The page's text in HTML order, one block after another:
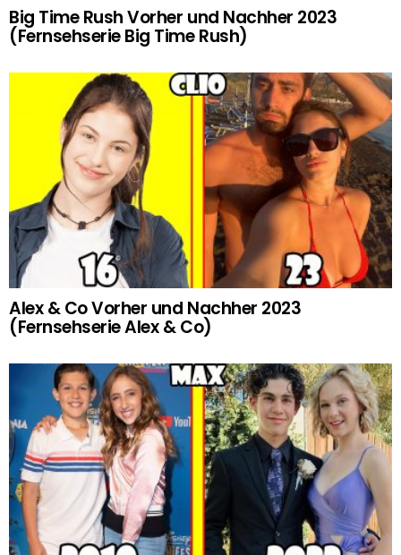
Big Time Rush Vorher und Nachher 2023
(Fernsehserie Big Time Rush)
Alex & Co Vorher und Nachher 2023
(Fernsehserie Alex & Co)